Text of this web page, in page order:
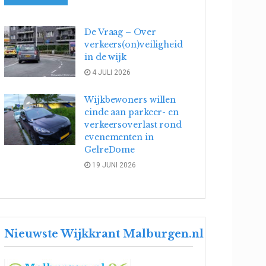
De Vraag – Over
verkeers(on)veiligheid
in de wijk
4 JULI 2026
Wijkbewoners willen
einde aan parkeer- en
verkeersoverlast rond
evenementen in
GelreDome
19 JUNI 2026
Nieuwste Wijkkrant Malburgen.nl